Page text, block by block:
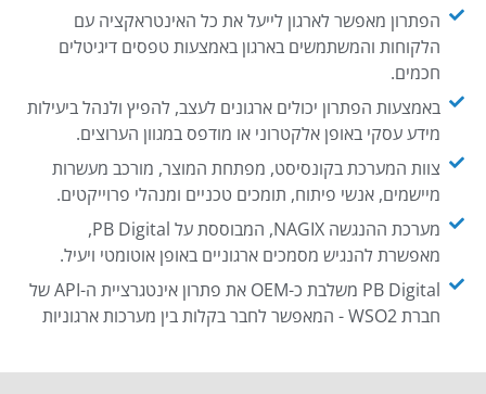
הפתרון מאפשר לארגון לייעל את כל האינטראקציה עם
הלקוחות והמשתמשים בארגון באמצעות טפסים דיגיטלים
חכמים.
באמצעות הפתרון יכולים ארגונים לעצב, להפיץ ולנהל ביעילות
מידע עסקי באופן אלקטרוני או מודפס במגוון הערוצים.
צוות המערכת בקונסיסט, מפתחת המוצר, מורכב מעשרות
מיישמים, אנשי פיתוח, תומכים טכניים ומנהלי פרוייקטים.
מערכת ההנגשה NAGIX, המבוססת על PB Digital,
מאפשרת להנגיש מסמכים ארגוניים באופן אוטומטי ויעיל.
PB Digital משלבת כ-OEM את פתרון אינטגרציית ה-API של
חברת WSO2 - המאפשר לחבר בקלות בין מערכות ארגוניות